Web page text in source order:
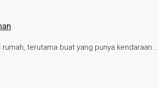
terutama buat yang punya kendaraan...